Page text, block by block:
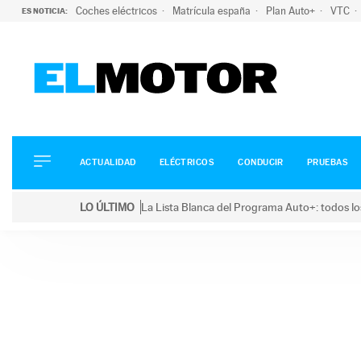
ES NOTICIA: Coches eléctricos Matrícula españa Plan Auto+ VTC
ELÉCTRICOS
CONDUCIR
ACTUALIDAD ELÉCTRICOS CONDUCIR PRUEBAS
LO ÚLTIMO La Lista Blanca del Programa Auto+: todos